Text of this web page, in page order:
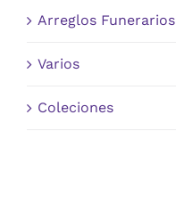
Arreglos Funerarios
Varios
Coleciones